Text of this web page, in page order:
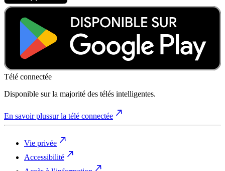
Télé connectée
Disponible sur la majorité des télés intelligentes.
En savoir plussur la télé connectée
Vie privée
Accessibilité